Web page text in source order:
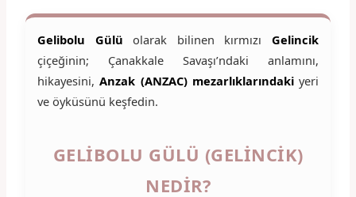
Gelibolu Gülüolarak bilinen kırmızıGelincik
çiçeğinin; Çanakkale Savaşı’ndaki anlamını,
hikayesini,Anzak (ANZAC) mezarlıklarındakiyeri
ve öyküsünü keşfedin.
GELIBOLU GÜLÜ (GELINCIK)
NEDIR?